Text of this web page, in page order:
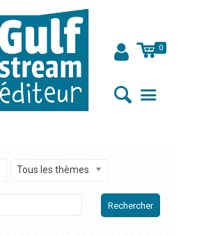
0
Tous les thèmes
Rechercher